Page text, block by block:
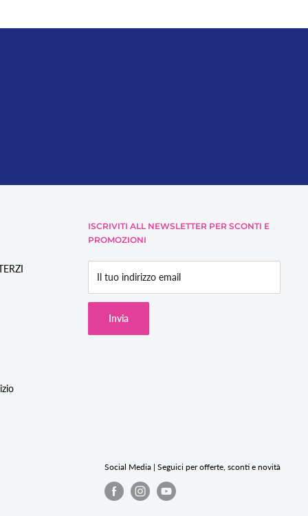
ISCRIVITI ALL NEWSLETTER PER SCONTI E
PROMOZIONI
Il tuo indirizzo email
Invia
Social Media | Seguici per offerte, sconti e novità